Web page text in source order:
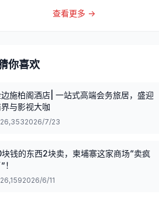
查看更多 →
你喜欢
施柏阁酒店| 一站式高端会务旅居，盛迎
与影视大咖
26,3532026/7/23
块钱的东西2块卖，柬埔寨这家商场“卖疯
！
26,1592026/6/11